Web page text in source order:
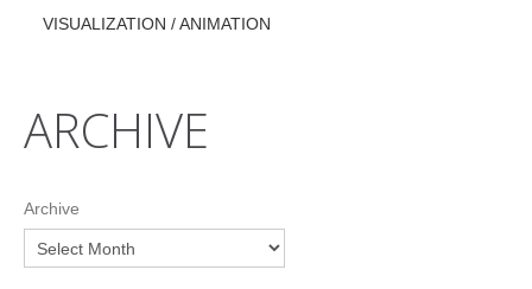
VISUALIZATION / ANIMATION
ARCHIVE
Archive